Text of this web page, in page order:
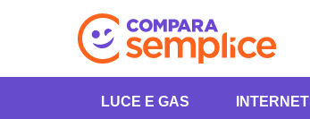
LUCE E GAS